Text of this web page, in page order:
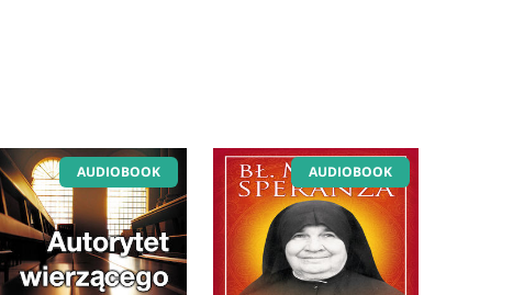
AUDIOBOOK AUDIOBOOK